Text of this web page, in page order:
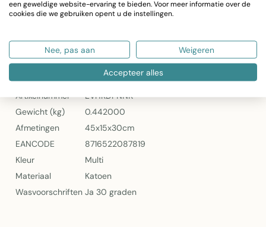
Gewicht: 442g
Gobelin Kussen Navy Nautical Knot 30x45cm – Mars & More
Specificaties
Artikelnummer
EVHKDPNNK
Gewicht (kg)
0.442000
Afmetingen
45x15x30cm
EANCODE
8716522087819
Kleur
Multi
Materiaal
Katoen
Wasvoorschriften Ja 30 graden
een geweldige website-ervaring te bieden. Voor meer informatie over de
cookies die we gebruiken opent u de instellingen.
Nee, pas aan Weigeren
Accepteer alles